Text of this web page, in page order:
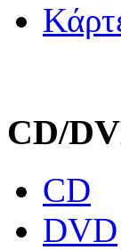
CD/
CD
DVD